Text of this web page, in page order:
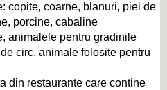
copite, coarne, blanuri, piei de
porcine, cabaline
animalele pentru gradinile
circ, animale folosite pentru
din restaurante care contine